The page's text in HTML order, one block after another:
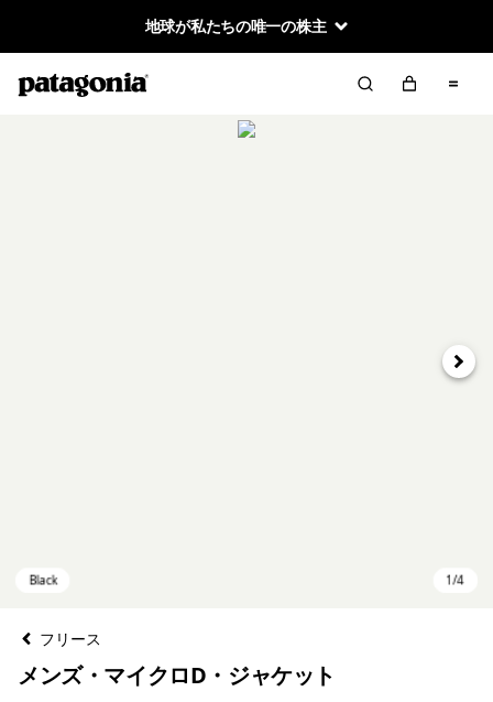
地球が私たちの唯一の株主
次へ
フリース
メンズ・マイクロD・ジャケット